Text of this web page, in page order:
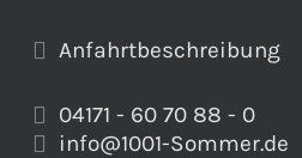
Anfahrtbeschreibung
04171 - 60 70 88 - 0
info@1001-Sommer.de